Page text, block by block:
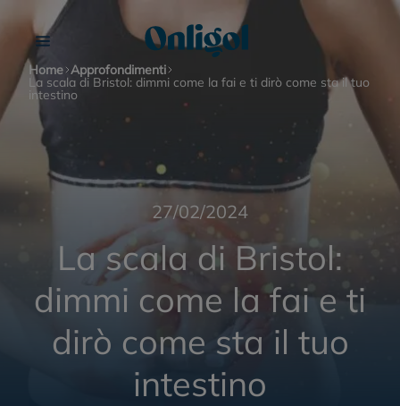
Onligol Bambini
Onligol Macrogol 4000
Clisma Lax
Stitichezza nelle donne
Stitichezza negli anziani
Home Approfondimenti
La scala di Bristol: dimmi come la fai e ti dirò come sta il tuo
intestino
27/02/2024
La scala di Bristol:
dimmi come la fai e ti
dirò come sta il tuo
intestino